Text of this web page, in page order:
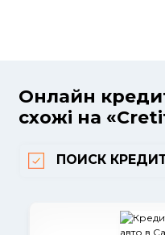
Онлайн
схожі на
ПОИСК